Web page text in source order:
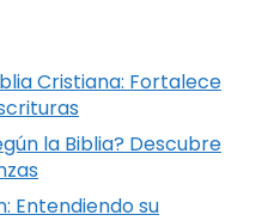
Cristiana: Fortalece
la Biblia? Descubre
Entendiendo su